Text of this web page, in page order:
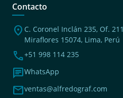
Contacto
location_on C. Coronel Inclán 235, Of. 211
Miraflores 15074, Lima, Perú
phone+51 998 114 235
chatWhatsApp
mailventas@alfredograf.com